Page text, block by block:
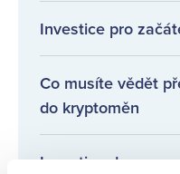
Investice pro
Co musíte vědět
do kryptoměn
Investice do